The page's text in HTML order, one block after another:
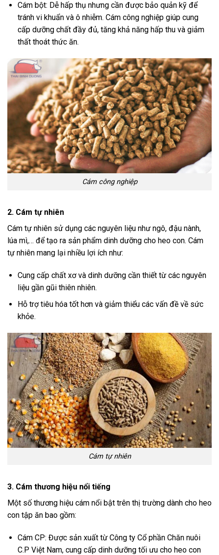
Cám bột: Dễ hấp thụ nhưng cần được bảo quản kỹ để
tránh vi khuẩn và ô nhiễm. Cám công nghiệp giúp cung
cấp dưỡng chất đầy đủ, tăng khả năng hấp thu và giảm
thất thoát thức ăn.
Cám công nghiệp
2. Cám tự nhiên
Cám tự nhiên sử dụng các nguyên liệu như ngô, đậu nành,
lúa mì,… để tạo ra sản phẩm dinh dưỡng cho heo con. Cám
tự nhiên mang lại nhiều lợi ích như:
Cung cấp chất xơ và dinh dưỡng cần thiết từ các nguyên
liệu gần gũi thiên nhiên.
Hỗ trợ tiêu hóa tốt hơn và giảm thiểu các vấn đề về sức
khỏe.
Cám tự nhiên
3. Cám thương hiệu nổi tiếng
Một số thương hiệu cám nổi bật trên thị trường dành cho heo
con tập ăn bao gồm:
Cám CP: Được sản xuất từ Công ty Cổ phần Chăn nuôi
C.P Việt Nam, cung cấp dinh dưỡng tối ưu cho heo con